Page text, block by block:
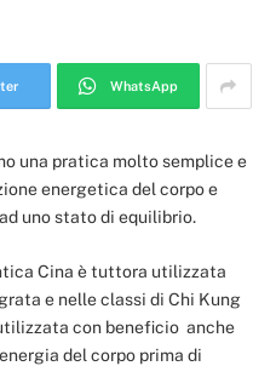
WhatsApp
una pratica molto semplice e
energetica del corpo e
uno stato di equilibrio.
Cina è tuttora utilizzata
e nelle classi di Chi Kung
con beneficio anche
del corpo prima di